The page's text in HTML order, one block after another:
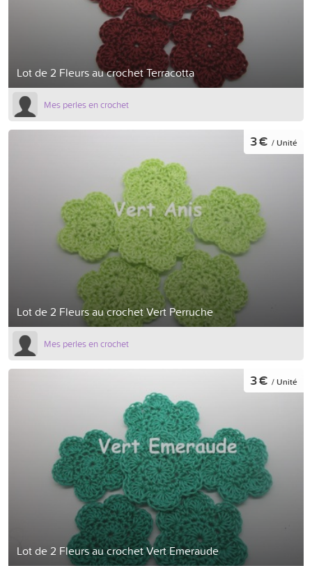
Lot de 2 Fleurs au crochet Terracotta
Mes perles en crochet
Lot de 2 Fleurs au crochet Vert Perruche
3 € / Unité
Mes perles en crochet
Lot de 2 Fleurs au crochet Vert Emeraude
3 € / Unité